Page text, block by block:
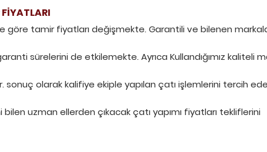
göre tamir fiyatları değişmekte. Garantili ve bilenen
sürelerini de etkilemekte. Ayrıca Kullandığımız kaliteli
sonuç olarak kalifiye ekiple yapılan çatı işlemlerini tercih
uzman ellerden çıkacak çatı yapımı fiyatları tekliflerini